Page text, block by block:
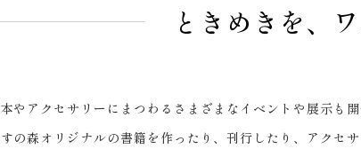
ときめきを、
本やアクセサリーにまつわるさまざまなイベントや展示も
すの森オリジナルの書籍を作ったり、刊行したり、アクセ